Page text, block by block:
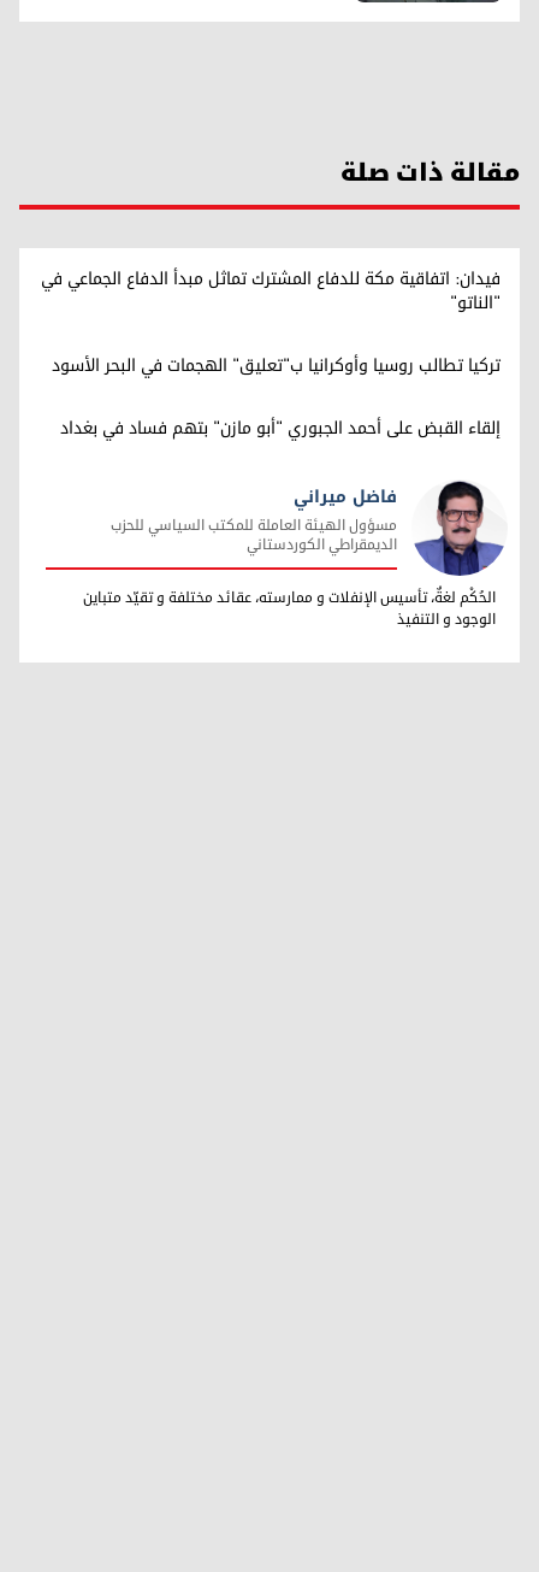
مقالة ذات صلة
فيدان: اتفاقية مكة للدفاع المشترك تماثل مبدأ الدفاع الجماعي في
"الناتو"
تركيا تطالب روسيا وأوكرانيا ب"تعليق" الهجمات في البحر الأسود
إلقاء القبض على أحمد الجبوري "أبو مازن" بتهم فساد في بغداد
فاضل ميراني
فاضل ميراني
مسؤول الهيئة العاملة للمكتب السياسي للحزب
الديمقراطي الكوردستاني
الحُكْم لغةٌ، تأسيس الإنفلات و ممارسته، عقائد مختلفة و تقيّد متباين
الوجود و التنفيذ